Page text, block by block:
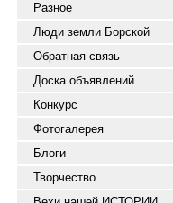
Разное
Люди земли Борской
Обратная связь
Доска объявлений
Конкурс
Фотогалерея
Блоги
Творчество